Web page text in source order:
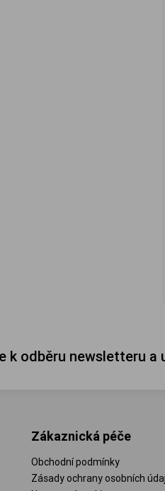
k odběru newsletteru a
Zákaznická péče
Obchodní podmínky
Zásady ochrany osobních